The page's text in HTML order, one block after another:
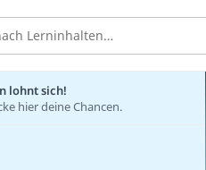
lohnt sich!
hier deine Chancen.